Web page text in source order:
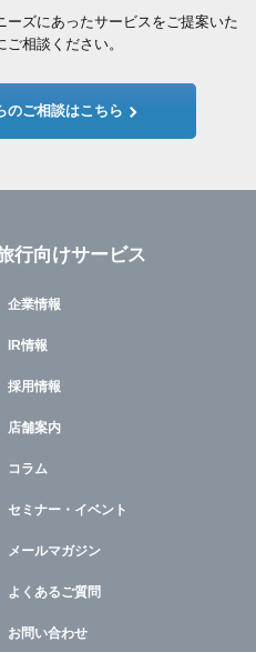
ーズにあったサービスをご提案いた
相談ください。
のご相談はこちら
行向けサービス
企業情報
IR情報
採用情報
店舗案内
コラム
セミナー・イベント
メールマガジン
よくあるご質問
お問い合わせ